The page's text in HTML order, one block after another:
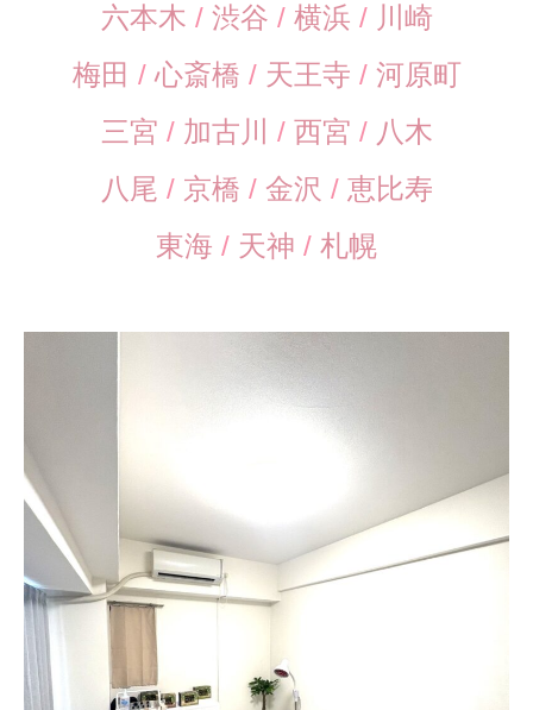
六本木 / 渋谷 / 横浜 / 川崎
梅田 / 心斎橋 / 天王寺 / 河原町
三宮 / 加古川 / 西宮 / 八木
八尾 / 京橋 / 金沢 / 恵比寿
東海 / 天神 / 札幌